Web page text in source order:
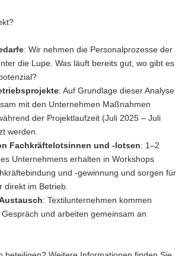
: Wir nehmen die Personalprozesse der
die Lupe. Was läuft bereits gut, wo gibt es
: Auf Grundlage dieser Analyse
mit den Unternehmen Maßnahmen
der Projektlaufzeit (Juli 2025 – Juli
werden.
Fachkräftelotsinnen und -lotsen: 1–2
Unternehmens erhalten in Workshops
und -gewinnung und sorgen für
direkt im Betrieb.
: Textilunternehmen kommen
und arbeiten gemeinsam an